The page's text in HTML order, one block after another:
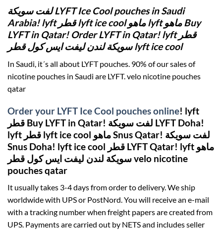
لفت سويكة LYFT Ice Cool pouches in Saudi
Arabia! lyft قطر lyft ice cool ماهو lyft ماهو Buy
LYFT in Qatar! Order LYFT in Qatar! lyft قطر
سويكة لندن ليفت ايس كول قطر lyft ice cool
In Saudi, it´s all about LYFT pouches. 90% of our sales of
nicotine pouches in Saudi are LYFT. velo nicotine pouches
qatar
Order your LYFT Ice Cool pouches online! lyft
قطر Buy LYFT in Qatar! لفت سويكة LYFT Doha!
lyft قطر lyft ice cool ماهو Snus Qatar! لفت سويكة
Snus Doha! lyft ice cool قطر LYFT Qatar! lyft ماهو
سويكة لندن ليفت ايس كول قطر velo nicotine
pouches qatar
It usually takes 3-4 days from order to delivery. We ship
worldwide with UPS or PostNord. You will receive an e-mail
with a tracking number when freight papers are created from
UPS. Payments are carried out by NETS and includes seller